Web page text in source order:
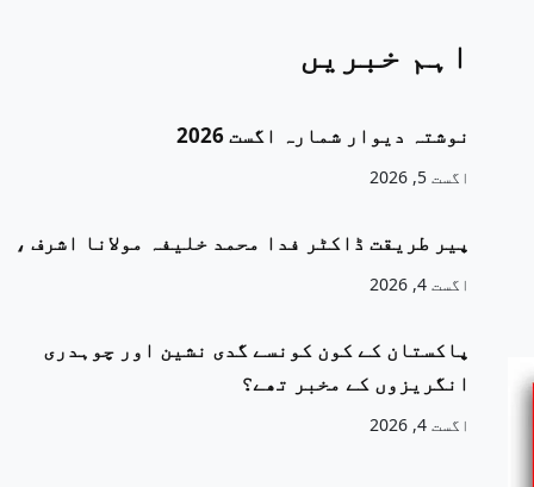
اہم خبریں
نوشتہ دیوار شمارہ اگست 2026
اگست 5, 2026
پیر طریقت ڈاکٹر فدا محمد خلیفہ مولانا اشرف ،
اگست 4, 2026
پاکستان کے کون کونسے گدی نشین اور چوہدری
انگریزوں کے مخبر تھے؟
اگست 4, 2026